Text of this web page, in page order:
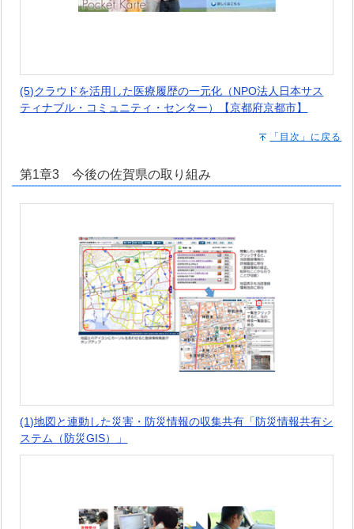
(5)クラウドを活用した医療履歴の一元化（NPO法人日本サス
ティナブル・コミュニティ・センター）【京都府京都市】
「目次」に戻る
第1章3 今後の佐賀県の取り組み
(1)地図と連動した災害・防災情報の収集共有「防災情報共有シ
ステム（防災GIS）」